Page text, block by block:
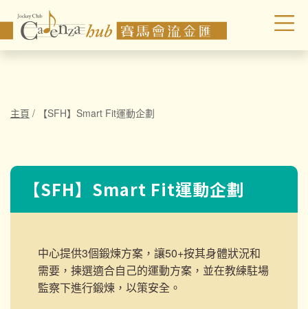
主頁 / 【SFH】Smart Fit運動企劃
【SFH】Smart Fit運動企劃
中心提供3個鍛煉方案，讓50+按其身體狀況和
需要，揀選適合自己的運動方案，並在教練駐場
監察下進行鍛煉，以策安全。